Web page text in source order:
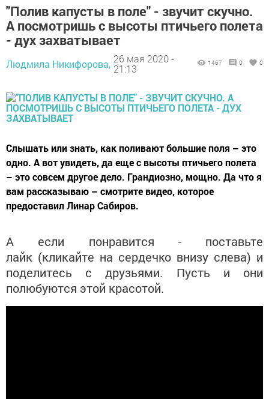
"Полив капусты в поле" - звучит скучно.
А посмотришь с высоты птичьего полета
- дух захватывает
Людмила Никифорова, 26 мая 2020 -
21:13
1467 0 0
Слышать или знать, как поливают большие поля – это
одно. А вот увидеть, да еще с высоты птичьего полета
– это совсем другое дело. Грандиозно, мощно. Да что я
вам рассказываю – смотрите видео, которое
предоставил Линар Сабиров.
А если понравится - поставьте
лайк (кликайте на сердечко внизу слева) и
поделитесь с друзьями. Пусть и они
полюбуются этой красотой.